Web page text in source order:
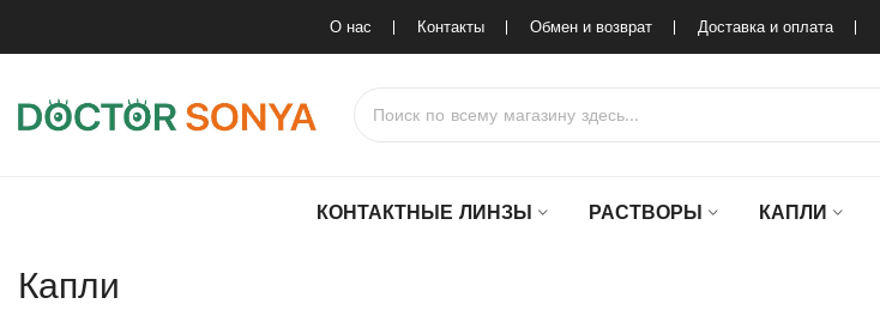
О нас Контакты Обмен и возврат Доставка и оплата
КОНТАКТНЫЕ ЛИНЗЫ РАСТВОРЫ КАПЛИ
Капли